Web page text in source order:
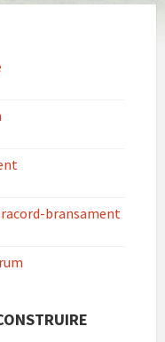
bransament